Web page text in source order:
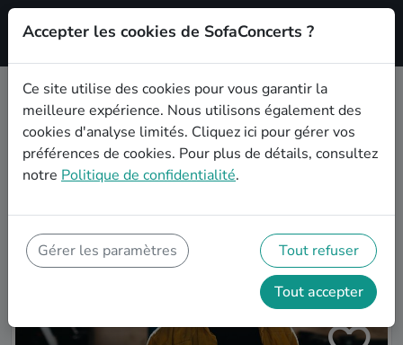
S'inscrire'
Plus d'artistes
Accepter les cookies de SofaConcerts ?
Ce site utilise des cookies pour vous garantir la
meilleure expérience. Nous utilisons également des
cookies d'analyse limités. Cliquez ici pour gérer vos
préférences de cookies. Pour plus de détails, consultez
notre Politique de confidentialité.
Gérer les paramètres Tout refuser
Tout accepter